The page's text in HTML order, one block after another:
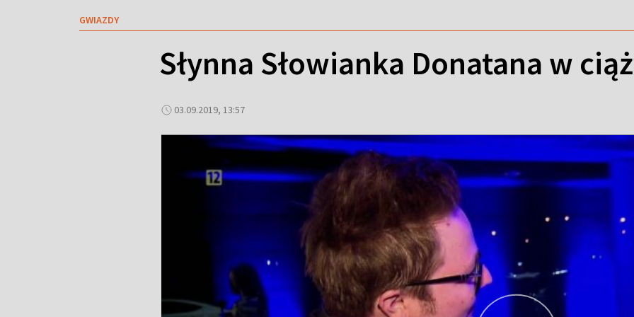
GWIAZDY
Słynna Słowianka Donatana w
03.09.2019, 13:57